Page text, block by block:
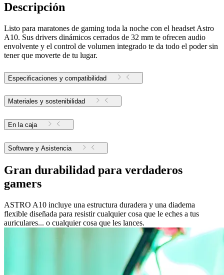
Descripción
Listo para maratones de gaming toda la noche con el headset Astro
A10. Sus drivers dinámicos cerrados de 32 mm te ofrecen audio
envolvente y el control de volumen integrado te da todo el poder sin
tener que moverte de tu lugar.
Especificaciones y compatibilidad
Materiales y sostenibilidad
En la caja
Software y Asistencia
Gran durabilidad para verdaderos
gamers
ASTRO A10 incluye una estructura duradera y una diadema
flexible diseñada para resistir cualquier cosa que le eches a tus
auriculares... o cualquier cosa que les lances.